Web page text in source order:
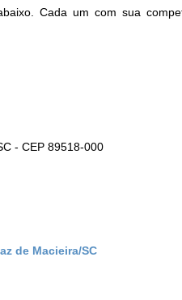
Cada um com sua
- CEP 89518-000
de Macieira/SC